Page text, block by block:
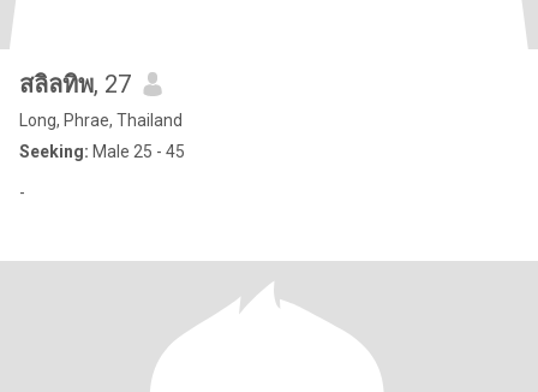
สลิลทิพ, 27
Long, Phrae, Thailand
Seeking: Male 25 - 45
-